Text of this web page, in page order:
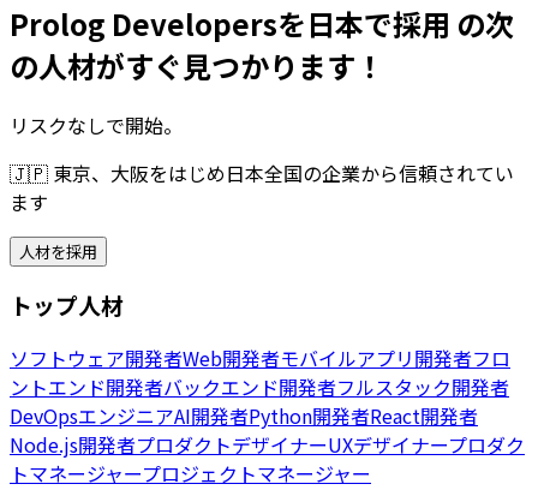
Prolog Developersを日本で採用 の次
の人材がすぐ見つかります！
リスクなしで開始。
🇯🇵 東京、大阪をはじめ日本全国の企業から信頼されてい
ます
人材を採用
トップ人材
ソフトウェア開発者Web開発者モバイルアプリ開発者フロ
ントエンド開発者バックエンド開発者フルスタック開発者
DevOpsエンジニアAI開発者Python開発者React開発者
Node.js開発者プロダクトデザイナーUXデザイナープロダク
トマネージャープロジェクトマネージャー